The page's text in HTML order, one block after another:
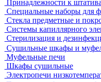
Сорбционные трубки
Оборудование для
Общелабораторное
Продукция компании